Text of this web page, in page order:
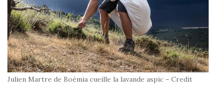
Julien Martre de Boèmia cueille la lavande aspic – Credit